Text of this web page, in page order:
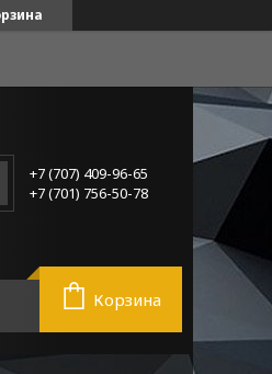
+7 (707) 409-96-65
+7 (701) 756-50-78
Корзина